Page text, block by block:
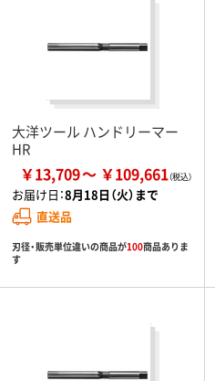
大洋ツール ハンドリーマー
HR
￥13,709 ￥109,661
お届け日：8月18日（火）まで
直送品
刃径・販売単位違いの商品が100商品ありま
す